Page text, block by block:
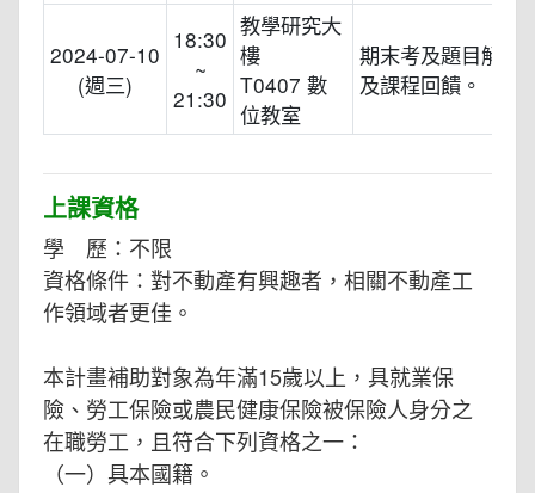
2024-07-10
(週三)
18:30
~
21:30
教學研究大
樓
T0407 數
位教室
期末考及題目解析
及課程回饋。
上課資格
學 歷：不限
資格條件：對不動產有興趣者，相關不動產工
作領域者更佳。
本計畫補助對象為年滿15歲以上，具就業保
險、勞工保險或農民健康保險被保險人身分之
在職勞工，且符合下列資格之一：
（一）具本國籍。